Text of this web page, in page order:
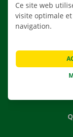
Ce site web
visite optimale
navigation.